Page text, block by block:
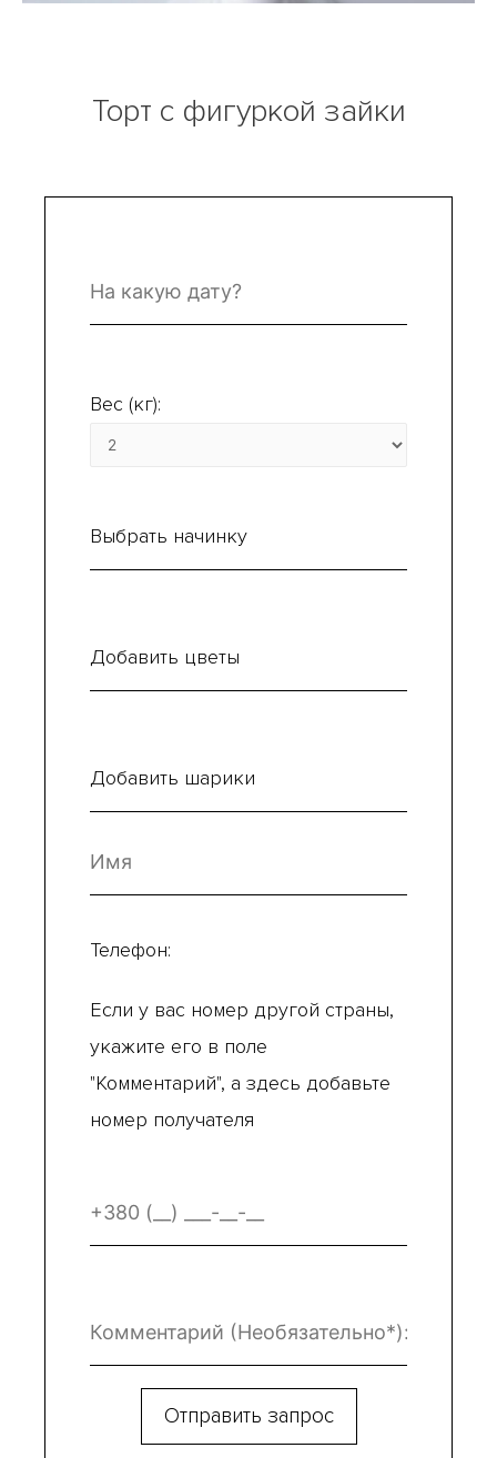
Торт с фигуркой зайки
Вес (кг):
Выбрать начинку
Добавить цветы
Добавить шарики
Телефон:
Если у вас номер другой страны,
укажите его в поле
"Комментарий", а здесь добавьте
номер получателя